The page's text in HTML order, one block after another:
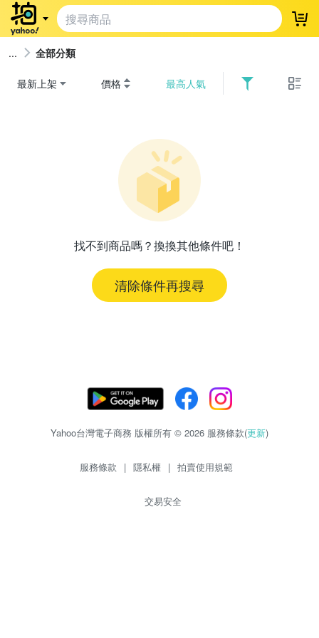
登
全部分類
最新上架 價格 最高人氣
找不到商品嗎？換換其他條件吧！
清除條件再搜尋
Yahoo台灣電子商務 版權所有 © 2026 服務條款(更新)
服務條款 | 隱私權 | 拍賣使用規範
交易安全